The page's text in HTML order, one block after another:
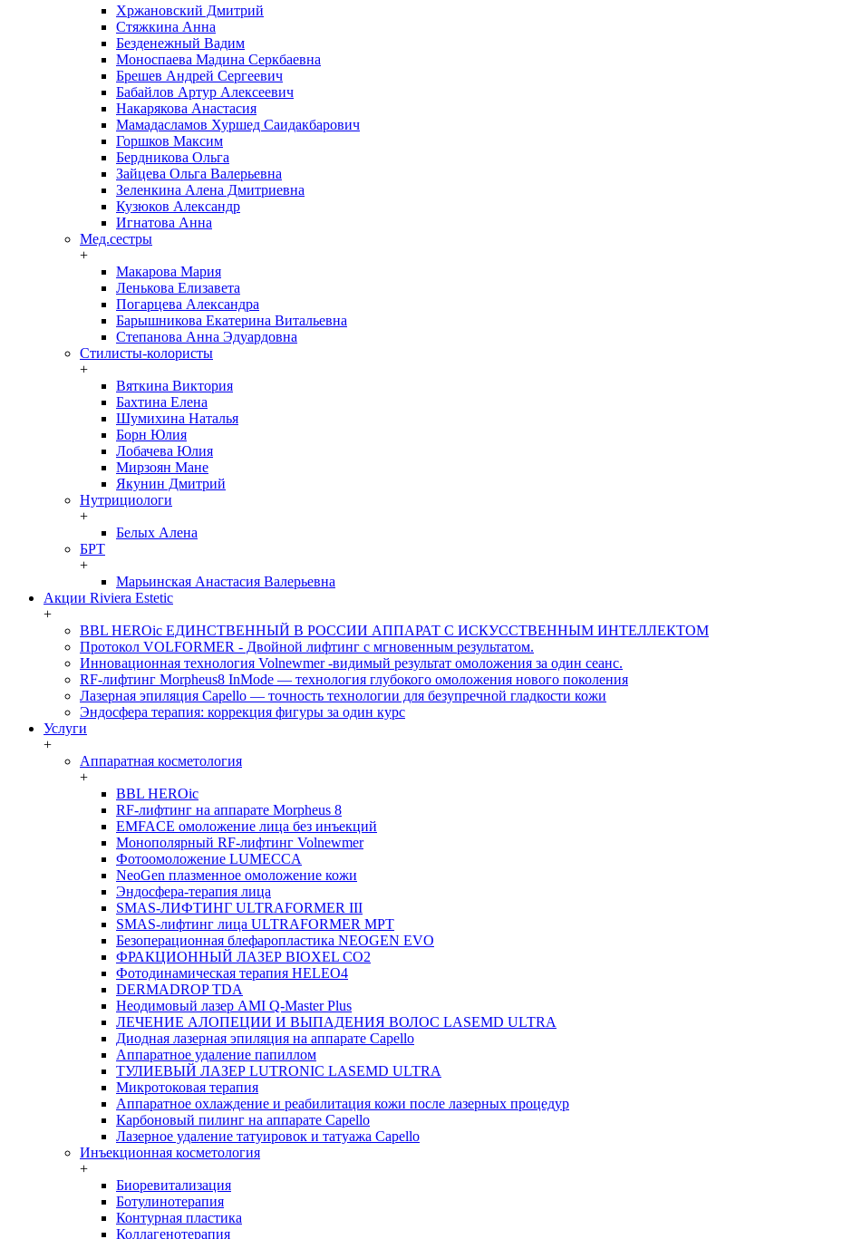
Хржановский Дмитрий
Стяжкина Анна
Безденежный Вадим
Моноспаева Мадина Серкбаевна
Брешев Андрей Сергеевич
Бабайлов Артур Алексеевич
Накарякова Анастасия
Мамадасламов Хуршед Саидакбарович
Горшков Максим
Бердникова Ольга
Зайцева Ольга Валерьевна
Зеленкина Алена Дмитриевна
Кузюков Александр
Игнатова Анна
Мед.сестры
+
Макарова Мария
Ленькова Елизавета
Погарцева Александра
Барышникова Екатерина Витальевна
Степанова Анна Эдуардовна
Стилисты-колористы
+
Вяткина Виктория
Бахтина Елена
Шумихина Наталья
Борн Юлия
Лобачева Юлия
Мирзоян Мане
Якунин Дмитрий
Нутрициологи
+
Белых Алена
БРТ
+
Марьинская Анастасия Валерьевна
Акции Riviera Estetic
+
BBL HEROic ЕДИНСТВЕННЫЙ В РОССИИ АППАРАТ С ИСКУССТВЕННЫМ ИНТЕЛЛЕКТОМ
Протокол VOLFORMER - Двойной лифтинг с мгновенным результатом.
Инновационная технология Volnewmer -видимый результат омоложения за один сеанс.
RF-лифтинг Morpheus8 InMode — технология глубокого омоложения нового поколения
Лазерная эпиляция Capello — точность технологии для безупречной гладкости кожи
Эндосфера терапия: коррекция фигуры за один курс
Услуги
+
Аппаратная косметология
+
BBL HEROic
RF-лифтинг на аппарате Morpheus 8
EMFACE омоложение лица без инъекций
Монополярный RF-лифтинг Volnewmer
Фотоомоложение LUMECCA
NeoGen плазменное омоложение кожи
Эндосфера-терапия лица
SMAS-ЛИФТИНГ ULTRAFORMER III
SMAS-лифтинг лица ULTRAFORMER MPT
Безоперационная блефаропластика NEOGEN EVO
ФРАКЦИОННЫЙ ЛАЗЕР BIOXEL CO2
Фотодинамическая терапия HELEO4
DERMADROP TDA
Неодимовый лазер AMI Q-Master Plus
ЛЕЧЕНИЕ АЛОПЕЦИИ И ВЫПАДЕНИЯ ВОЛОС LASEMD ULTRA
Диодная лазерная эпиляция на аппарате Capello
Аппаратное удаление папиллом
ТУЛИЕВЫЙ ЛАЗЕР LUTRONIC LASEMD ULTRA
Микротоковая терапия
Аппаратное охлаждение и реабилитация кожи после лазерных процедур
Карбоновый пилинг на аппарате Capello
Лазерное удаление татуировок и татуажа Capello
Инъекционная косметология
+
Биоревитализация
Ботулинотерапия
Контурная пластика
Коллагенотерапия